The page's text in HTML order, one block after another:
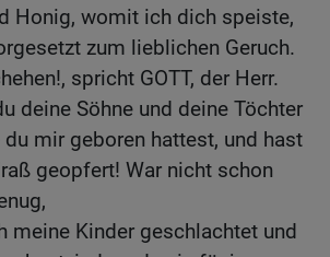
Honig, womit ich dich speiste,
zum lieblichen Geruch.
spricht GOTT, der Herr.
deine Söhne und deine Töchter
mir geboren hattest, und hast
geopfert! War nicht schon
meine Kinder geschlachtet und